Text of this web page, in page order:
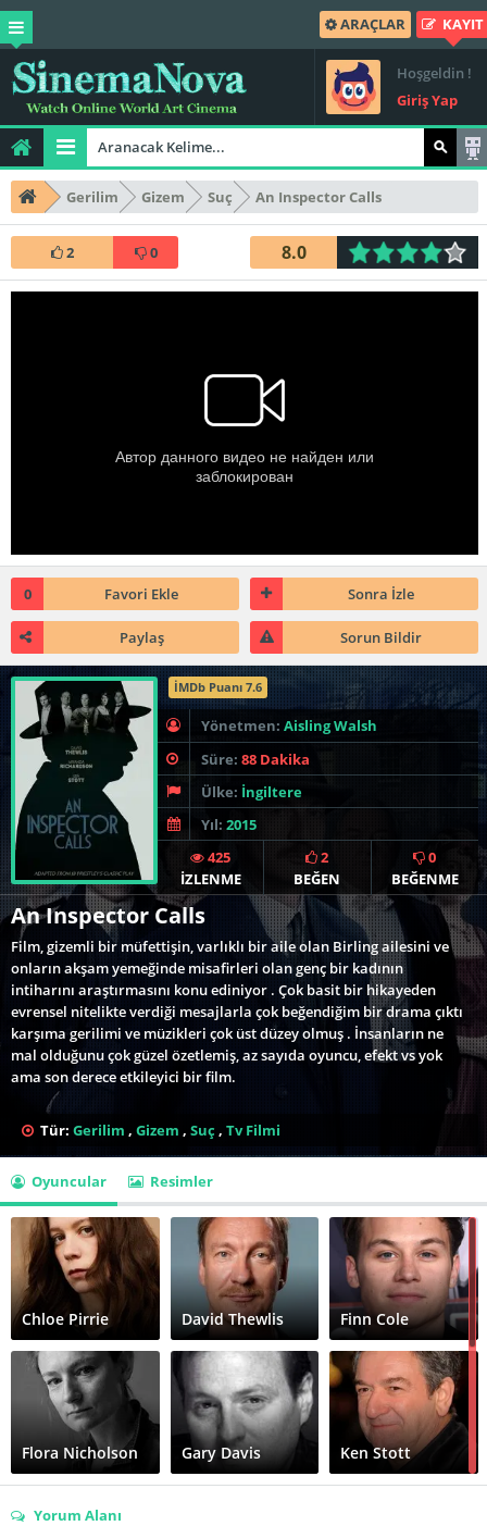
ARAÇLAR KAYIT
Hoşgeldin !
Giriş Yap
Gerilim Gizem Suç An Inspector Calls
2 0 8.0
0 Favori Ekle Sonra İzle
Paylaş Sorun Bildir
İMDb Puanı 7.6
Yönetmen: Aisling Walsh
Süre: 88 Dakika
Ülke: İngiltere
Yıl: 2015
425
İZLENME
2
BEĞEN
0
BEĞENME
An Inspector Calls
Film, gizemli bir müfettişin, varlıklı bir aile olan Birling ailesini ve
onların akşam yemeğinde misafirleri olan genç bir kadının
intiharını araştırmasını konu ediniyor . Çok basit bir hikayeden
evrensel nitelikte verdiği mesajlarla çok beğendiğim bir drama çıktı
karşıma gerilimi ve müzikleri çok üst düzey olmuş . İnsanların ne
mal olduğunu çok güzel özetlemiş, az sayıda oyuncu, efekt vs yok
ama son derece etkileyici bir film.
Tür: Gerilim , Gizem , Suç , Tv Filmi
Oyuncular Resimler
Chloe Pirrie David Thewlis Finn Cole
Flora Nicholson Gary Davis Ken Stott
Yorum Alanı